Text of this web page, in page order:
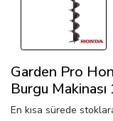
Garden Pro
Burgu
En kısa sürede